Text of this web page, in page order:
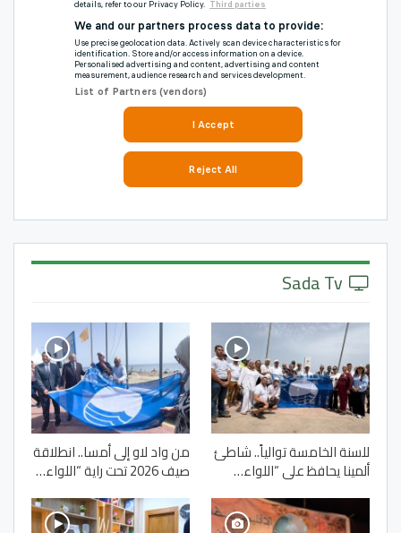
للسنة الخامسة توالياً.. شاطئ
ألمينا يحافظ على “اللواء…
من واد لاو إلى أمسا.. انطلاقة
صيف 2026 تحت راية “اللواء…